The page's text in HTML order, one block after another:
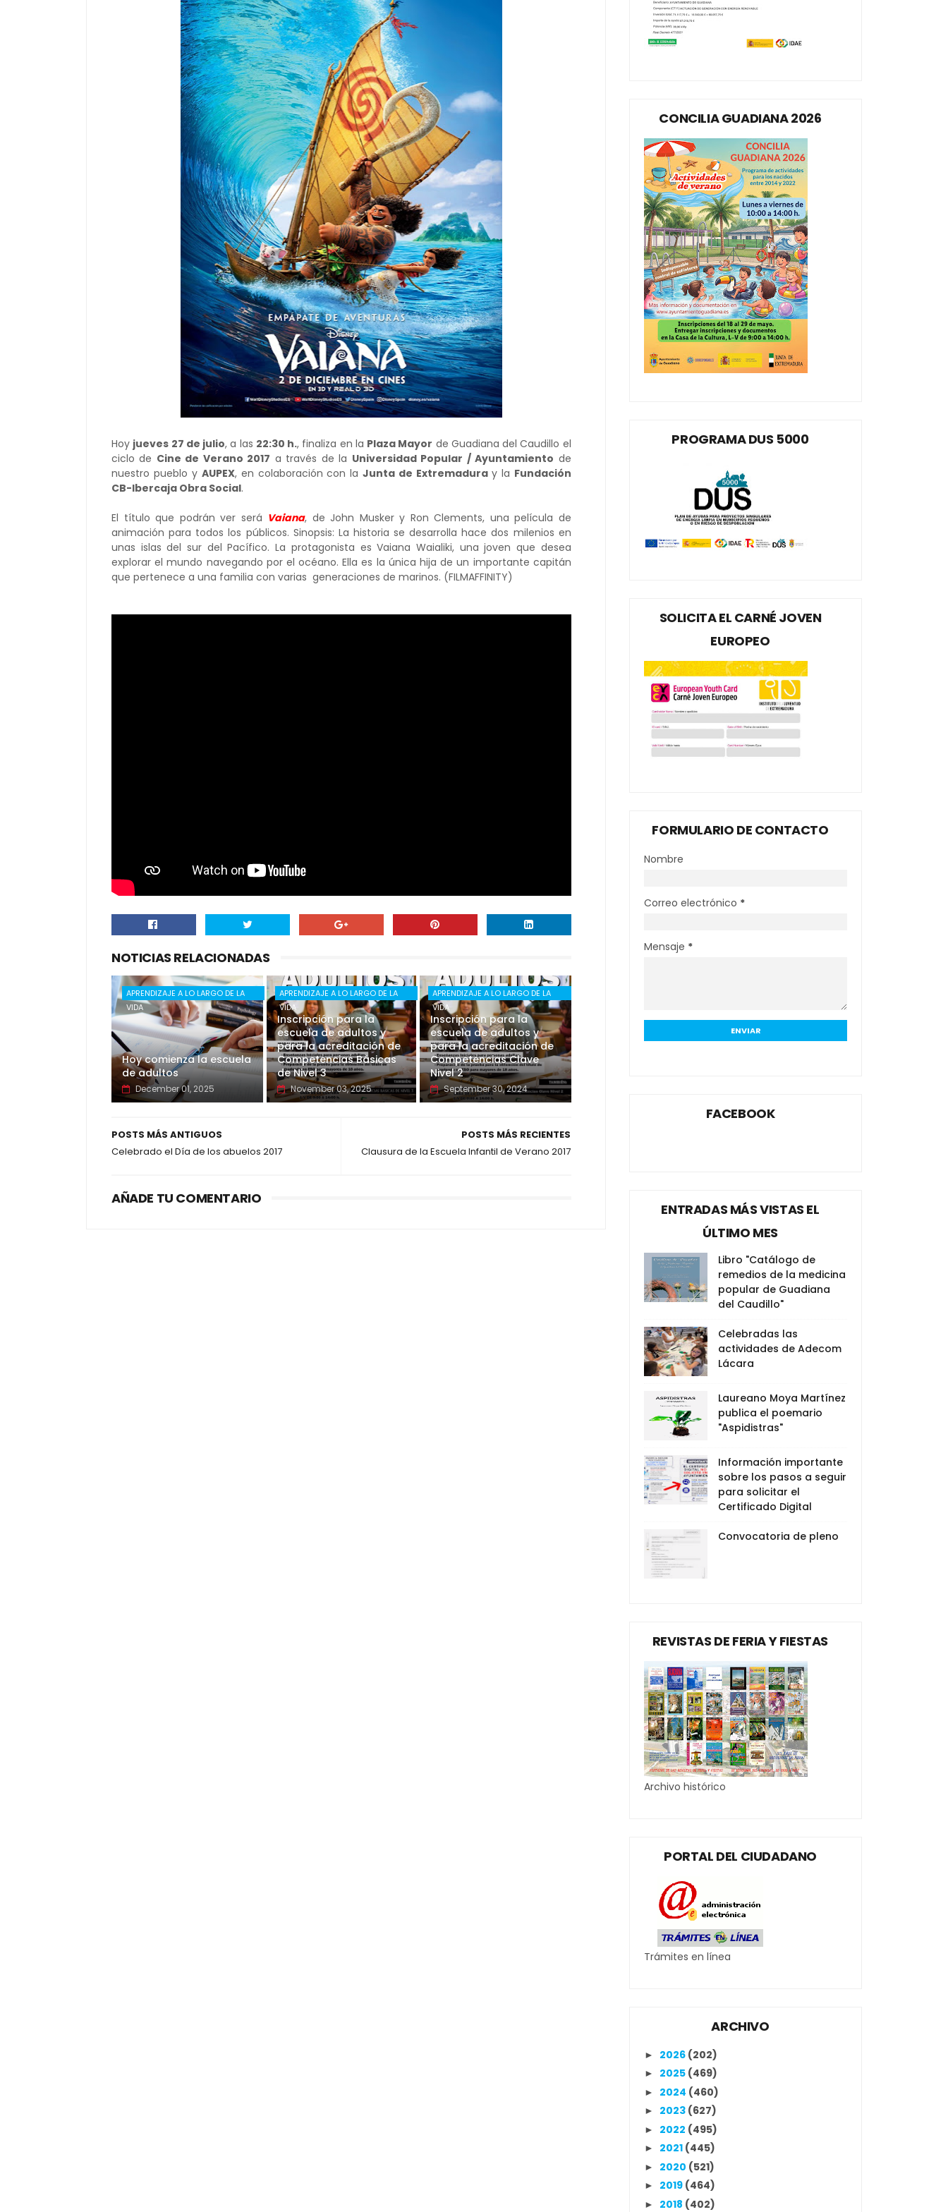
Hoy jueves 27 de julio, a las 22:30 h., finaliza en la Plaza Mayor de Guadiana del Caudillo el
ciclo de Cine de Verano 2017 a través de la Universidad Popular / Ayuntamiento de
nuestro pueblo y AUPEX, en colaboración con laJunta de Extremadura y la Fundación
CB-Ibercaja Obra Social.
El título que podrán ver será Vaiana, de John Musker y Ron Clements, una película de
animación para todos los públicos. Sinopsis: La historia se desarrolla hace dos milenios en
unas islas del sur del Pacífico. La protagonista es Vaiana Waialiki, una joven que desea
explorar el mundo navegando por el océano. Ella es la única hija de un importante capitán
que pertenece a una familia con varias generaciones de marinos. (FILMAFFINITY)
NOTICIAS RELACIONADAS
APRENDIZAJE A LO LARGO DE LA
VIDA
Hoy comienza la escuela
de adultos
December 01, 2025
APRENDIZAJE A LO LARGO DE LA
VIDA
Inscripción para la
escuela de adultos y
para la acreditación de
Competencias Básicas
de Nivel 3
November 03, 2025
APRENDIZAJE A LO LARGO DE LA
VIDA
Inscripción para la
escuela de adultos y
para la acreditación de
Competencias Clave
Nivel 2
September 30, 2024
POSTS MÁS RECIENTES
Clausura de la Escuela Infantil de Verano 2017
POSTS MÁS ANTIGUOS
Celebrado el Día de los abuelos 2017
AÑADE TU COMENTARIO
CONCILIA GUADIANA 2026
PROGRAMA DUS 5000
SOLICITA EL CARNÉ JOVEN
EUROPEO
FORMULARIO DE CONTACTO
Nombre
Correo electrónico *
Mensaje *
FACEBOOK
ENTRADAS MÁS VISTAS EL
ÚLTIMO MES
Libro "Catálogo de
remedios de la medicina
popular de Guadiana
del Caudillo"
Celebradas las
actividades de Adecom
Lácara
Laureano Moya Martínez
publica el poemario
"Aspidistras"
Información importante
sobre los pasos a seguir
para solicitar el
Certificado Digital
Convocatoria de pleno
REVISTAS DE FERIA Y FIESTAS
Archivo histórico
PORTAL DEL CIUDADANO
Trámites en línea
ARCHIVO
► 2026 (202)
► 2025 (469)
► 2024 (460)
► 2023 (627)
► 2022 (495)
► 2021 (445)
► 2020 (521)
► 2019 (464)
► 2018 (402)